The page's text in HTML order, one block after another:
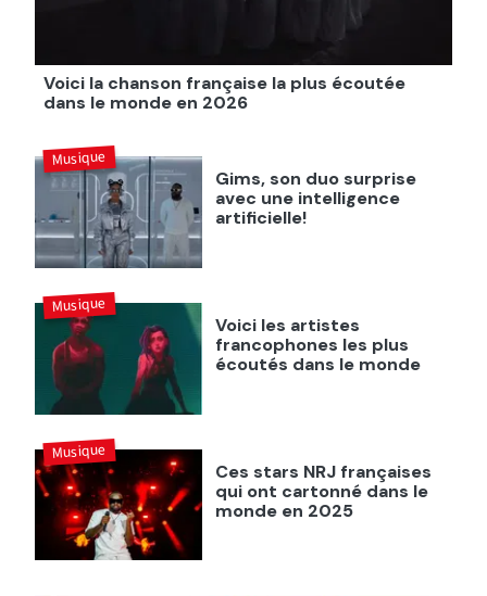
Voici la chanson française la plus écoutée
dans le monde en 2026
Gims, son duo surprise
avec une intelligence
artificielle!
Musique
Voici les artistes
francophones les plus
écoutés dans le monde
Musique
Ces stars NRJ françaises
qui ont cartonné dans le
monde en 2025
Musique